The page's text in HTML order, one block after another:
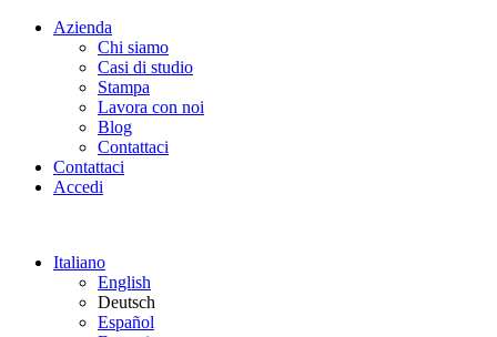
Azienda
Chi siamo
Casi di studio
Stampa
Lavora con noi
Blog
Contattaci
Contattaci
Accedi
Italiano
English
Deutsch
Español